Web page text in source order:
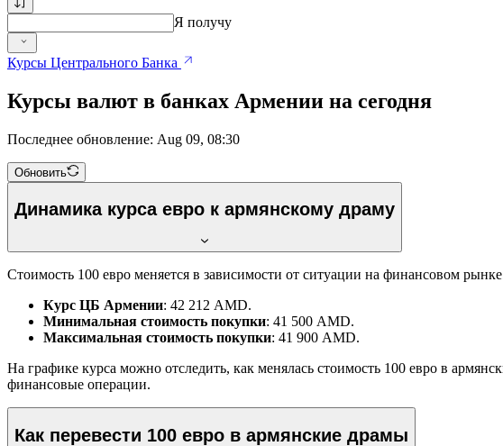
Я получу
Курсы Центрального Банка
Курсы валют в банках Армении на сегодня
Последнее обновление: Aug 09, 08:30
Обновить
Динамика курса евро к армянскому драму
Стоимость 100 евро меняется в зависимости от ситуации на финансовом
Курс ЦБ Армении: 42 212 AMD.
Минимальная стоимость покупки: 41 500 AMD.
Максимальная стоимость покупки: 41 900 AMD.
На графике курса можно отследить, как менялась стоимость 100 евро в
финансовые операции.
Как перевести 100 евро в армянские драмы